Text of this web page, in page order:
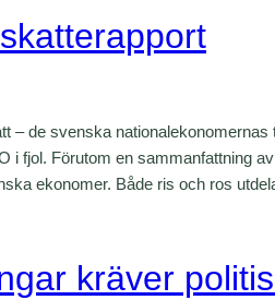
– de svenska
i fjol. Förutom en sammanfattning
ekonomer. Både ris och ros
kräver